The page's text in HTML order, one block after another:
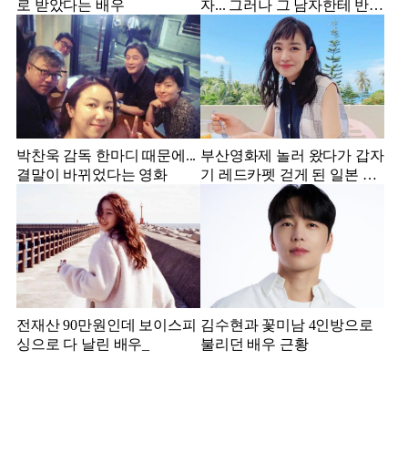
로 받았다는 배우
자... 그러나 그 남자한테 반해
서 결혼한 미스코리아
박찬욱 감독 한마디 때문에...
결말이 바뀌었다는 영화
부산영화제 놀러 왔다가 갑자
기 레드카펫 걷게 된 일본 여
전재산 90만원인데 보이스피
싱으로 다 날린 배우_
김수현과 꽃미남 4인방으로
불리던 배우 근황